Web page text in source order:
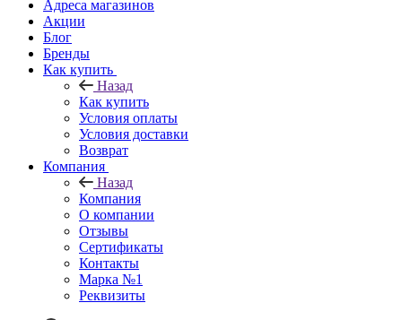
Адреса магазинов
Акции
Блог
Бренды
Как купить
Назад
Как купить
Условия оплаты
Условия доставки
Возврат
Компания
Назад
Компания
О компании
Отзывы
Сертификаты
Контакты
Марка №1
Реквизиты